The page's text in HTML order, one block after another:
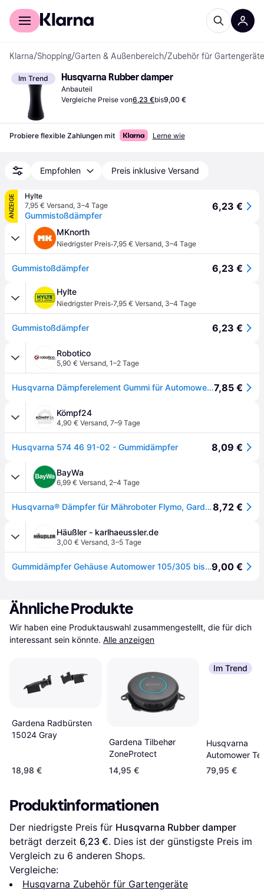
Für Shopper
Klarna/Shopping/Garten & Außenbereich/Zubehör für Gartengeräte
Im Trend Husqvarna Rubber damper
Anbauteil
Vergleiche Preise von6,23 €bis9,00 €
Probiere flexible Zahlungen mit Lerne wie
Empfohlen Preis inklusive Versand
ANZEIGE
Hylte
7,95 € Versand, 3–4 Tage
Gummistoßdämpfer
6,23 €
MKnorth
Niedrigster Preis·7,95 € Versand, 3–4 Tage
Gummistoßdämpfer 6,23 €
Hylte
Niedrigster Preis·7,95 € Versand, 3–4 Tage
Gummistoßdämpfer 6,23 €
Robotico
5,90 € Versand, 1–2 Tage
Husqvarna Dämpferelement Gummi für Automower, Gardena, Flymo und Mcculloch7,85 €
Kömpf24
4,90 € Versand, 7–9 Tage
Husqvarna 574 46 91-02 - Gummidämpfer 8,09 €
BayWa
6,99 € Versand, 2–4 Tage
Husqvarna® Dämpfer für Mähroboter Flymo, Gardena, Husqvarna, 5744691-028,72 €
Häußler - karlhaeussler.de
3,00 € Versand, 3–5 Tage
Gummidämpfer Gehäuse Automower 105/305 bis BJ2016/3089,00 €
Ähnliche Produkte
Wir haben eine Produktauswahl zusammengestellt, die für dich
interessant sein könnte. Alle anzeigen
Gardena Radbürsten
15024 Gray
18,98 €
Gardena Tilbehør
ZoneProtect
14,95 €
Im Trend
Husqvarna
Automower
5872353-01
79,95 €
Produktinformationen
Der niedrigste Preis für Husqvarna Rubber damper
beträgt derzeit 6,23 €. Dies ist der günstigste Preis im
Vergleich zu 6 anderen Shops.
Vergleiche:
Husqvarna Zubehör für Gartengeräte